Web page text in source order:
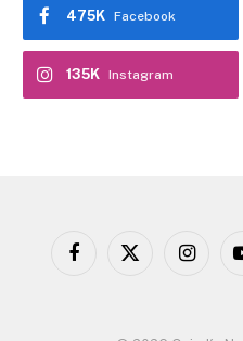
Facebook
475K
Instagram
135K
Facebook
X